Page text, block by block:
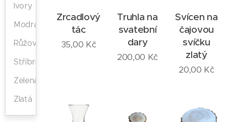
Ivory
Modrá
Růžová
Stříbrná
Zelená
Zlatá
Zrcadlový
tác
35,00 Kč
Truhla na
svatební
dary
200,00 Kč
Svícen na
čajovou
svíčku
zlatý
20,00 Kč